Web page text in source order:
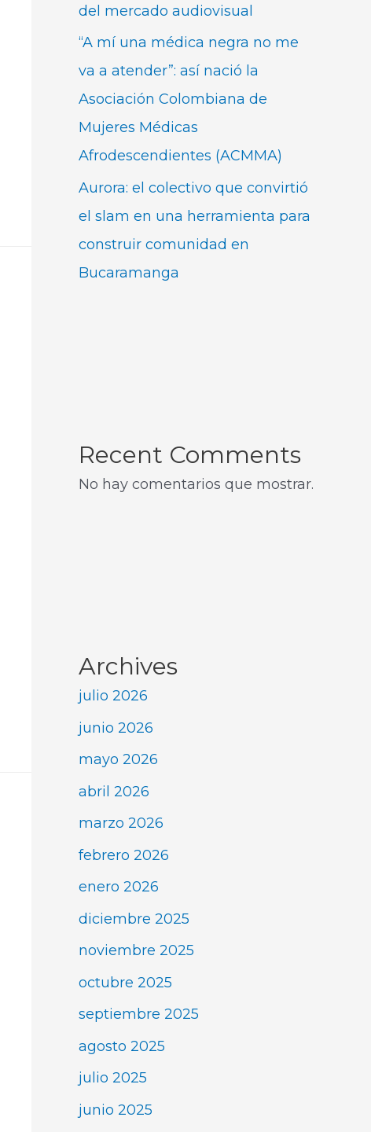
del mercado audiovisual
“A mí una médica negra no me
va a atender”: así nació la
Asociación Colombiana de
Mujeres Médicas
Afrodescendientes (ACMMA)
Aurora: el colectivo que convirtió
el slam en una herramienta para
construir comunidad en
Bucaramanga
Recent Comments
No hay comentarios que mostrar.
Archives
julio 2026
junio 2026
mayo 2026
abril 2026
marzo 2026
febrero 2026
enero 2026
diciembre 2025
noviembre 2025
octubre 2025
septiembre 2025
agosto 2025
julio 2025
junio 2025